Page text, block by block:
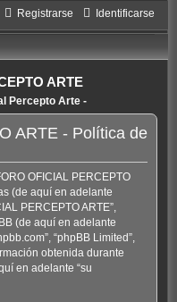
Identificarse
Registrarse
ARTE
Percepto Arte -
ARTE - Política de
OFICIAL PERCEPTO
(de aquí en adelante
PERCEPTO ARTE”,
(de aquí en adelante
“phpBB Limited”,
obtenida durante
en adelante “su